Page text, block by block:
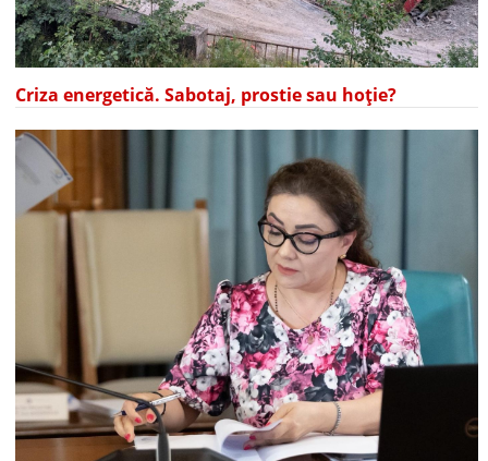
Criza energetică. Sabotaj, prostie sau hoție?